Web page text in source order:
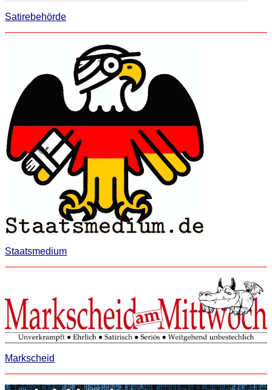
Satirebehörde
Staatsmedium
Markscheid